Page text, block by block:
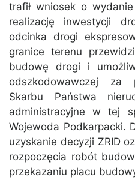
trafił wniosek o
realizację inwestycji
odcinka drogi
granice terenu
budowę drogi i
odszkodowawczej za
Skarbu Państwa
administracyjne w tej
Wojewoda Podkarpacki.
uzyskanie decyzji ZRID
rozpoczęcia robót
przekazaniu placu